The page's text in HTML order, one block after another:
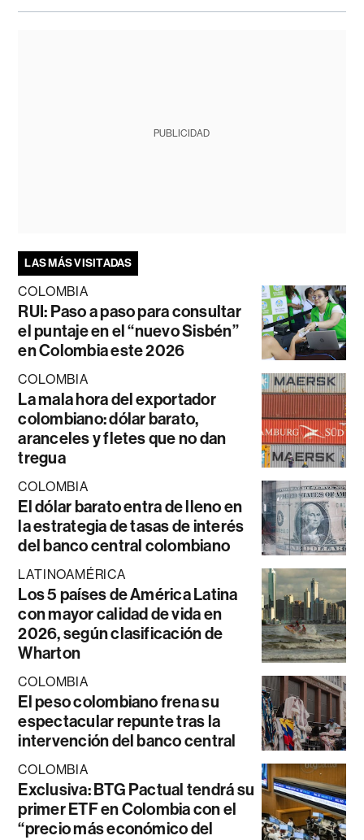
PUBLICIDAD
LAS MÁS VISITADAS
COLOMBIA
RUI: Paso a paso para consultar
el puntaje en el “nuevo Sisbén”
en Colombia este 2026
COLOMBIA
La mala hora del exportador
colombiano: dólar barato,
aranceles y fletes que no dan
tregua
COLOMBIA
El dólar barato entra de lleno en
la estrategia de tasas de interés
del banco central colombiano
LATINOAMÉRICA
Los 5 países de América Latina
con mayor calidad de vida en
2026, según clasificación de
Wharton
COLOMBIA
El peso colombiano frena su
espectacular repunte tras la
intervención del banco central
COLOMBIA
Exclusiva: BTG Pactual tendrá su
primer ETF en Colombia con el
“precio más económico del